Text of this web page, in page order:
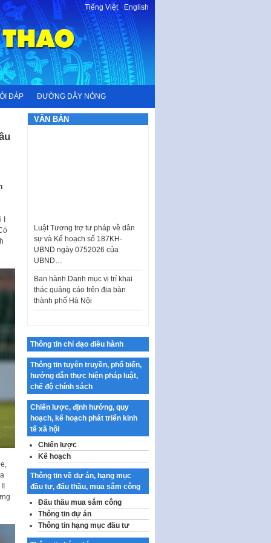
Tiếng Việt-English
ĐÁP ĐƯỜNG DÂY NÓNG
I
VĂN BẢN
sự và Kế hoạch số 187KH-
UBND ngày 0752026 của
UBND…
Ban hành Danh mục vị trí khai
thác quảng cáo trên địa bàn
thành phố Hà Nội
Kế hoạch Tổ chức Cuộc thi
Công bố công khai dự toán kinh
phí xây dựng pháp luật, hoàn
thiện thể chế, chính…
Quy định về nghiên cứu, ứng
dụng khoa học, công nghệ, đổi
mới sáng tạo và chuyển…
Quy định chi tiết và hướng dẫn
thi hành một số điều của Luật Lý
lịch tư…
Sửa đổi, bổ sung một số nội
dung tại Nghị quyết số 30/NQ-
CP ngày 24 tháng 02…
Ban hành Chương trình hành
động của Chính phủ thực hiện
Nghị quyết số 02-NQ/TW ngày
17…
Thông tin chỉ đạo điều hành
Thông tin tuyên truyền, phổ biến,
hướng dẫn thực hiện pháp luật,
chế độ chính sách
Chiến lược, định hướng, quy
hoạch, kế hoạch phát triển kinh
tế xã hội
Chiến lược
Kế hoạch
Thông tin về dự án, hạng mục
đầu tư, đấu thầu, mua sắm công
Đấu thầu mua sắm công
Thông tin dự án
Thông tin hạng mục đầu tư